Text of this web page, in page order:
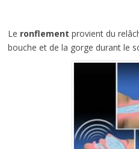
Le ronflement provient du
bouche et de la gorge durant le